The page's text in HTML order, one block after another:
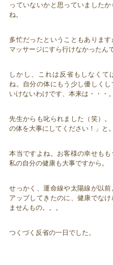
っていないかと思っていましたか
ね。
多忙だったということもありま
マッサージにすら行けなかったん
しかし、これは反省もしなくて
ね。自分の体にもう少し優しくし
いけないわけです、本来は・・・。
先生からも叱られました（笑）
の体を大事にしてください！」と。
本当ですよね。お客様の幸せもも
私の自分の健康も大事ですから。
せっかく、運命線や太陽線が以
アップしてきたのに、健康でなけ
ませんもの。。。
つくづく反省の一日でした。